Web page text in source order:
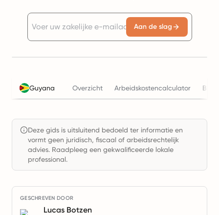
Aan de slag
Guyana Overzicht Arbeidskostencalculator
Deze gids is uitsluitend bedoeld ter informatie en
vormt geen juridisch, fiscaal of arbeidsrechtelijk
advies. Raadpleeg een gekwalificeerde lokale
professional.
GESCHREVEN DOOR
Lucas Botzen